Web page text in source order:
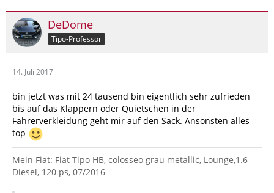
DeDome
Tipo-Professor
14. Juli 2017
bin jetzt was mit 24 tausend bin eigentlich sehr zufrieden
bis auf das Klappern oder Quietschen in der
Fahrerverkleidung geht mir auf den Sack. Ansonsten alles
top
Mein Fiat: Fiat Tipo HB, colosseo grau metallic, Lounge,1.6
Diesel, 120 ps, 07/2016